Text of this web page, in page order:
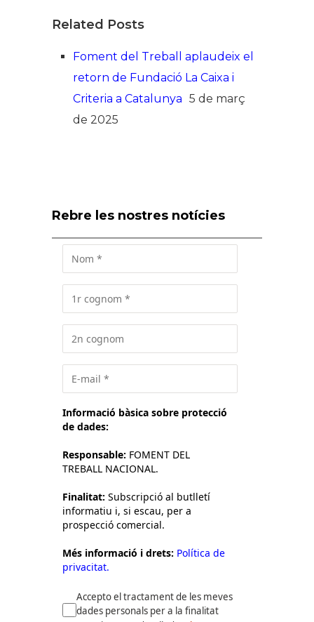
Related Posts
Foment del Treball aplaudeix el
retorn de Fundació La Caixa i
Criteria a Catalunya 5 de març
de 2025
Rebre les nostres notícies
Informació bàsica sobre protecció
de dades:
Responsable: FOMENT DEL
TREBALL NACIONAL.
Finalitat: Subscripció al butlletí
informatiu i, si escau, per a
prospecció comercial.
Més informació i drets: Política de
privacitat.
Accepto el tractament de les meves
dades personals per a la finalitat